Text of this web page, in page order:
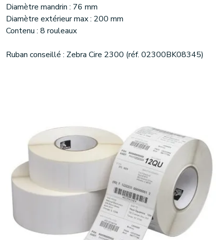
Diamètre mandrin : 76 mm
Diamètre extérieur max : 200 mm
Contenu : 8 rouleaux
Ruban conseillé : Zebra Cire 2300 (réf. 02300BK08345)